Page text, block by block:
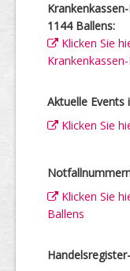
1144 Ballens:
Klicken Sie
Aktuelle Events
Klicken Sie
Klicken Sie
Ballens